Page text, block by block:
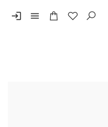
menu
login